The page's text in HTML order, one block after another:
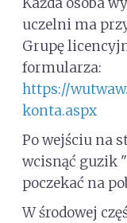
uczelni ma
Grupę
formularza:
https://
konta.aspx
Po wejściu na
wcisnąć guzik
poczekać na
W środowej